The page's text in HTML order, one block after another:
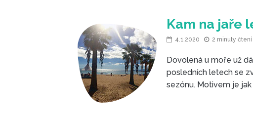
Kam na jaře
4.1.2020 2 minuty
Dovolená u moře už
posledních letech se
sezónu. Motivem je